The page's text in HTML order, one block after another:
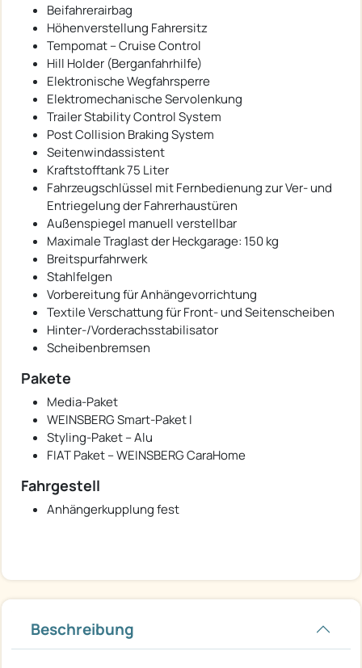
Beifahrerairbag
Höhenverstellung Fahrersitz
Tempomat – Cruise Control
Hill Holder (Berganfahrhilfe)
Elektronische Wegfahrsperre
Elektromechanische Servolenkung
Trailer Stability Control System
Post Collision Braking System
Seitenwindassistent
Kraftstofftank 75 Liter
Fahrzeugschlüssel mit Fernbedienung zur Ver- und
Entriegelung der Fahrerhaustüren
Außenspiegel manuell verstellbar
Maximale Traglast der Heckgarage: 150 kg
Breitspurfahrwerk
Stahlfelgen
Vorbereitung für Anhängevorrichtung
Textile Verschattung für Front- und Seitenscheiben
Hinter-/Vorderachsstabilisator
Scheibenbremsen
Pakete
Media-Paket
WEINSBERG Smart-Paket I
Styling-Paket – Alu
FIAT Paket – WEINSBERG CaraHome
Fahrgestell
Anhängerkupplung fest
Beschreibung